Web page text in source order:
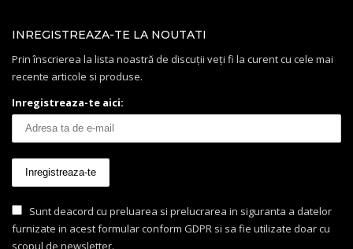
INREGISTREAZA-TE LA NOUTATI
Prin înscrierea la lista noastră de discuții veți fi la curent cu cele mai
recente articole si produse.
Inregistreaza-te aici:
Sunt deacord cu preluarea si prelucrarea in siguranta a datelor
furnizate in acest formular conform GDPR si sa fie utilizate doar cu
scopul de newsletter.